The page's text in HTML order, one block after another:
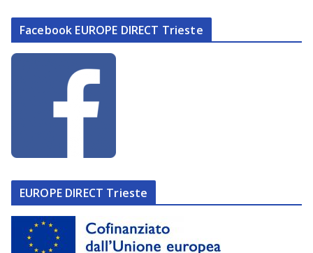
Facebook EUROPE DIRECT Trieste
EUROPE DIRECT Trieste